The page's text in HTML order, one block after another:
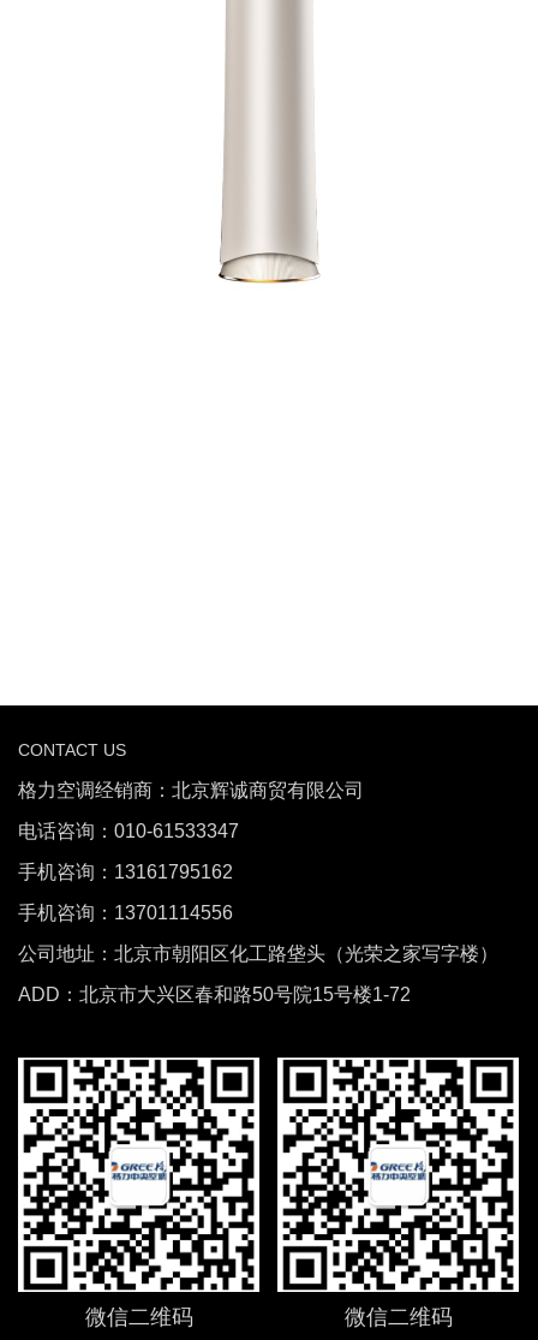
CONTACT US
格力空调经销商：北京辉诚商贸有限公司
电话咨询：010-61533347
手机咨询：13161795162
手机咨询：13701114556
公司地址：北京市朝阳区化工路垡头（光荣之家写字楼）
ADD：北京市大兴区春和路50号院15号楼1-72
微信二维码 微信二维码